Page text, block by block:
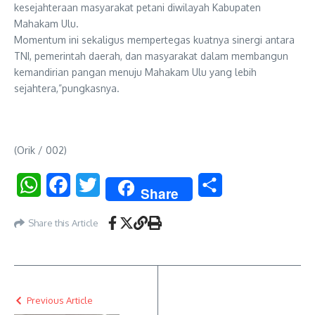
kesejahteraan masyarakat petani diwilayah Kabupaten
Mahakam Ulu.
Momentum ini sekaligus mempertegas kuatnya sinergi antara
TNI, pemerintah daerah, dan masyarakat dalam membangun
kemandirian pangan menuju Mahakam Ulu yang lebih
sejahtera,”pungkasnya.
(Orik / 002)
WhatsAppFacebookTwitter Share
Share this Article
Previous Article